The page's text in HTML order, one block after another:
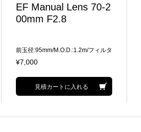
EF Manual Lens 70-2
00mm F2.8
前玉径:95mm/M.O.D.:1.2m/フィルタ
¥7,000
見積カートに入れる